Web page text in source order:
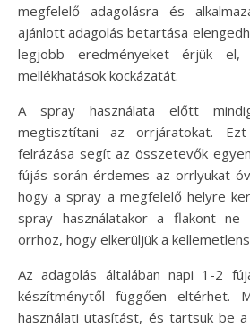
megfelelő adagolásra és
ajánlott adagolás betartása
legjobb eredményeket érjük el,
mellékhatások kockázatát.
A spray használata előtt
megtisztítani az orrjáratokat.
felrázása segít az összetevők
fújás során érdemes az orrlyukat
hogy a spray a megfelelő helyre
spray használatakor a flakont
orrhoz, hogy elkerüljük a
Az adagolás általában napi 1-2
készítménytől függően eltérhet.
használati utasítást, és tartsuk be